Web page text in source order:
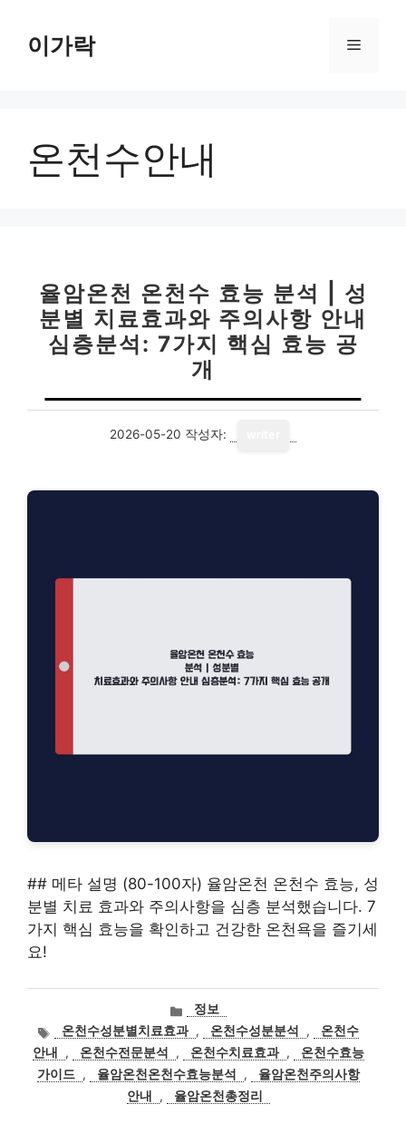
이가락 메
온천수안내
율암온천 온천수 효능 분석 | 성
분별 치료효과와 주의사항 안내
심층분석: 7가지 핵심 효능 공
개
2026-05-20 작성자:
## 메타 설명 (80-100자) 율암온천 온천수 효능, 성
분별 치료 효과와 주의사항을 심층 분석했습니다. 7
가지 핵심 효능을 확인하고 건강한 온천욕을 즐기세
요!
카
테
고
리
정보
태
그
온천수성분별치료효과 , 온천수성분분석 ,
온천수
안내
, 온천수전문분석 , 온천수치료효과 ,
온천수효능
가이드 , 율암온천온천수효능분석 ,
율암온천주의사항
안내
, 율암온천총정리